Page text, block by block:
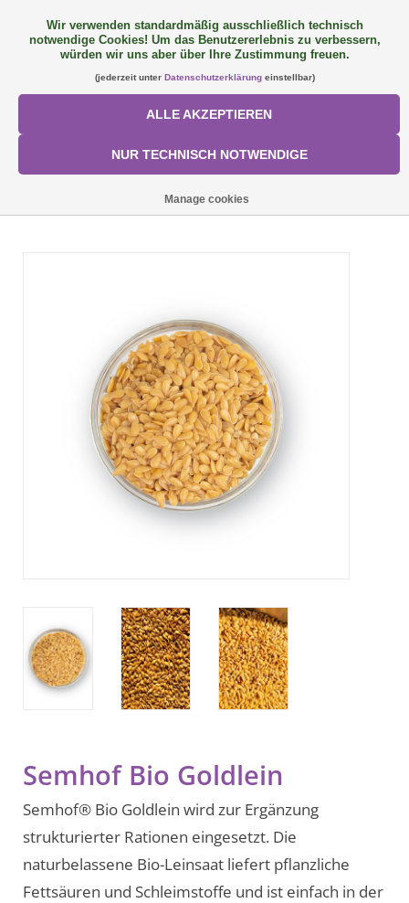
+49 (0) 9081 9025240 0 Artikel - €0,00
ALLE PRODUKTE
Mein Konto
BLOG
STARTSEITE
Semhof Bio Goldlein
Semhof® Bio Goldlein wird zur Ergänzung
strukturierter Rationen eingesetzt. Die
naturbelassene Bio-Leinsaat liefert pflanzliche
Fettsäuren und Schleimstoffe und ist einfach in der
Wir verwenden standardmäßig ausschließlich technisch
notwendige Cookies! Um das Benutzererlebnis zu verbessern,
würden wir uns aber über Ihre Zustimmung freuen.
(jederzeit unter Datenschutzerklärungeinstellbar)
ALLE AKZEPTIEREN
NUR TECHNISCH NOTWENDIGE
Manage cookies